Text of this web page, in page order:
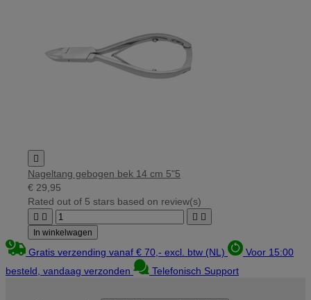

Nageltang gebogen bek 14 cm 5"5
€ 29,95
Rated out of 5 stars based on review(s)
   
In winkelwagen
Gratis verzending vanaf € 70,- excl. btw (NL)
Voor 15:00
besteld, vandaag verzonden
Telefonisch Support